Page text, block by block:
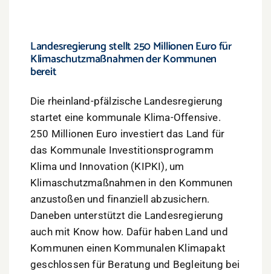
Landesregierung stellt 250 Millionen Euro für
Klimaschutzmaßnahmen der Kommunen
bereit
Die rheinland-pfälzische Landesregierung
startet eine kommunale Klima-Offensive.
250 Millionen Euro investiert das Land für
das Kommunale Investitionsprogramm
Klima und Innovation (KIPKI), um
Klimaschutzmaßnahmen in den Kommunen
anzustoßen und finanziell abzusichern.
Daneben unterstützt die Landesregierung
auch mit Know how. Dafür haben Land und
Kommunen einen Kommunalen Klimapakt
geschlossen für Beratung und Begleitung bei